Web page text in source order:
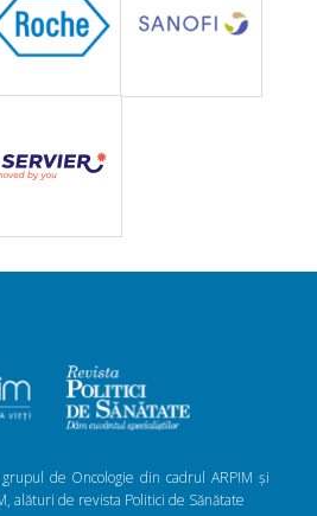
de Oncologie din cadrul ARPIM și
alături de revista Politici de Sănătate